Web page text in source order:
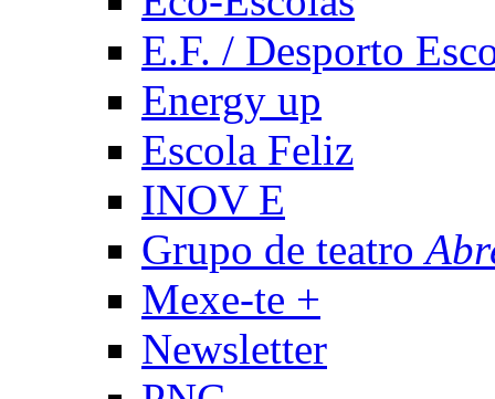
E.F. / Desporto
Energy up
Escola Feliz
INOV E
Grupo de teatro
Mexe-te +
Newsletter